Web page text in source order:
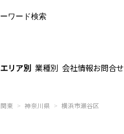
エリア別 業種別 会社情報お問合せ
関東 神奈川県 横浜市瀬谷区